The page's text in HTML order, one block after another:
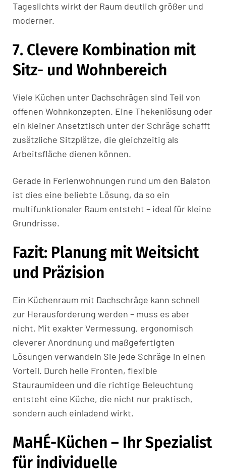
Tageslichts wirkt der Raum deutlich größer und
moderner.
7. Clevere Kombination mit
Sitz- und Wohnbereich
Viele Küchen unter Dachschrägen sind Teil von
offenen Wohnkonzepten. Eine Thekenlösung oder
ein kleiner Ansetztisch unter der Schräge schafft
zusätzliche Sitzplätze, die gleichzeitig als
Arbeitsfläche dienen können.
Gerade in Ferienwohnungen rund um den Balaton
ist dies eine beliebte Lösung, da so ein
multifunktionaler Raum entsteht – ideal für kleine
Grundrisse.
Fazit: Planung mit Weitsicht
und Präzision
Ein Küchenraum mit Dachschräge kann schnell
zur Herausforderung werden – muss es aber
nicht. Mit exakter Vermessung, ergonomisch
cleverer Anordnung und maßgefertigten
Lösungen verwandeln Sie jede Schräge in einen
Vorteil. Durch helle Fronten, flexible
Stauraumideen und die richtige Beleuchtung
entsteht eine Küche, die nicht nur praktisch,
sondern auch einladend wirkt.
MaHÉ-Küchen – Ihr Spezialist
für individuelle